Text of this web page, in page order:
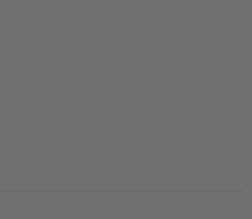
im Kontext der Normung
in der Übersicht
Ressourceneffizienz